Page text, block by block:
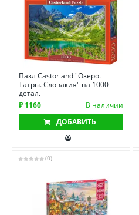
Пазл Castorland "Озеро.
Татры. Словакия" на 1000
детал.
₽ 1160
В наличии
ДОБАВИТЬ
-
(0)